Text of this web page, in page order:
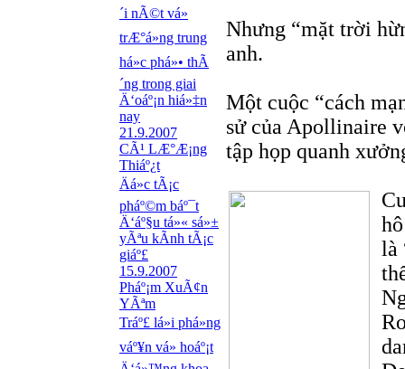
´i nÃ©t vá»
trÆ°á»ng trung
há»c phá»• thÃ
´ng trong giai
Ä‘oáº¡n hiá»‡n
nay
21.9.2007
CÃ¹ LÆ°Æ¡ng
Thiáº¿t
Äá»c tÃ¡c
pháº©m báº¯t
Ä‘áº§u tá»« sá»±
yÃªu kÃ­nh tÃ¡c
giáº£
15.9.2007
Pháº¡m XuÃ¢n
YÃªm
Tráº£ lá»i phá»ng
váº¥n vá» hoáº¡t
Nhưng “mặt trời
anh.
Một cuộc “cách
sử của Apollinaire
tập họp quanh
là